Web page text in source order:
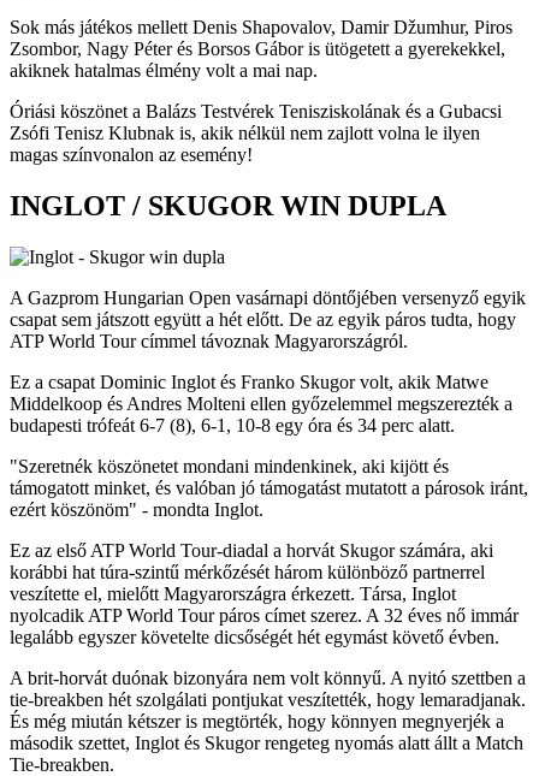
Sok más játékos mellett Denis Shapovalov, Damir Džumhur, Piros
Zsombor, Nagy Péter és Borsos Gábor is ütögetett a gyerekekkel,
akiknek hatalmas élmény volt a mai nap.
Óriási köszönet a Balázs Testvérek Tenisziskolának és a Gubacsi
Zsófi Tenisz Klubnak is, akik nélkül nem zajlott volna le ilyen
magas színvonalon az esemény!
INGLOT / SKUGOR WIN DUPLA
A Gazprom Hungarian Open vasárnapi döntőjében versenyző egyik
csapat sem játszott együtt a hét előtt. De az egyik páros tudta, hogy
ATP World Tour címmel távoznak Magyarországról.
Ez a csapat Dominic Inglot és Franko Skugor volt, akik Matwe
Middelkoop és Andres Molteni ellen győzelemmel megszerezték a
budapesti trófeát 6-7 (8), 6-1, 10-8 egy óra és 34 perc alatt.
"Szeretnék köszönetet mondani mindenkinek, aki kijött és
támogatott minket, és valóban jó támogatást mutatott a párosok iránt,
ezért köszönöm" - mondta Inglot.
Ez az első ATP World Tour-diadal a horvát Skugor számára, aki
korábbi hat túra-szintű mérkőzését három különböző partnerrel
veszítette el, mielőtt Magyarországra érkezett. Társa, Inglot
nyolcadik ATP World Tour páros címet szerez. A 32 éves nő immár
legalább egyszer követelte dicsőségét hét egymást követő évben.
A brit-horvát duónak bizonyára nem volt könnyű. A nyitó szettben a
tie-breakben hét szolgálati pontjukat veszítették, hogy lemaradjanak.
És még miután kétszer is megtörték, hogy könnyen megnyerjék a
második szettet, Inglot és Skugor rengeteg nyomás alatt állt a Match
Tie-breakben.